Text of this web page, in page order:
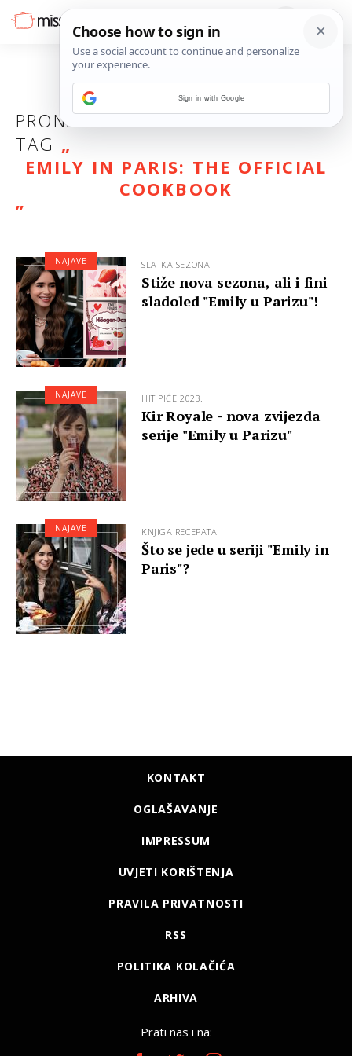
PRONAĐENO3 REZULTATAZA
TAG „
EMILY IN PARIS: THE OFFICIAL
COOKBOOK
”
SLATKA SEZONA
Stiže nova sezona, ali i fini
sladoled "Emily u Parizu"!
NAJAVE
HIT PIĆE 2023.
Kir Royale - nova zvijezda
serije "Emily u Parizu"
NAJAVE
KNJIGA RECEPATA
Što se jede u seriji "Emily in
Paris"?
NAJAVE
KONTAKT
OGLAŠAVANJE
IMPRESSUM
UVJETI KORIŠTENJA
PRAVILA PRIVATNOSTI
RSS
POLITIKA KOLAČIĆA
ARHIVA
Prati nas i na:
Sign in with Google